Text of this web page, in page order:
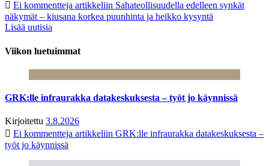
Ei kommentteja artikkeliin Sahateollisuudella edelleen synkät
näkymät – kiusana korkea puunhinta ja heikko kysyntä
Lisää uutisia
Viikon luetuimmat
GRK:lle infraurakka datakeskuksesta – työt jo käynnissä
Kirjoitettu 3.8.2026
Ei kommentteja artikkeliin GRK:lle infraurakka datakeskuksesta –
työt jo käynnissä